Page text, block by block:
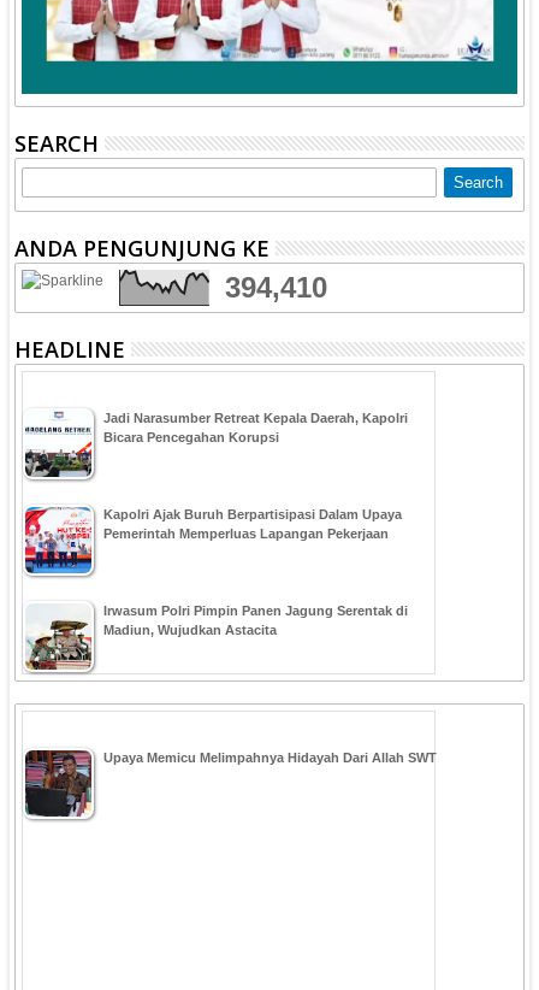
SEARCH
ANDA PENGUNJUNG KE
394,410
HEADLINE
Jadi Narasumber Retreat Kepala Daerah, Kapolri
Bicara Pencegahan Korupsi
Kapolri Ajak Buruh Berpartisipasi Dalam Upaya
Pemerintah Memperluas Lapangan Pekerjaan
Irwasum Polri Pimpin Panen Jagung Serentak di
Madiun, Wujudkan Astacita
Upaya Memicu Melimpahnya Hidayah Dari Allah SWT